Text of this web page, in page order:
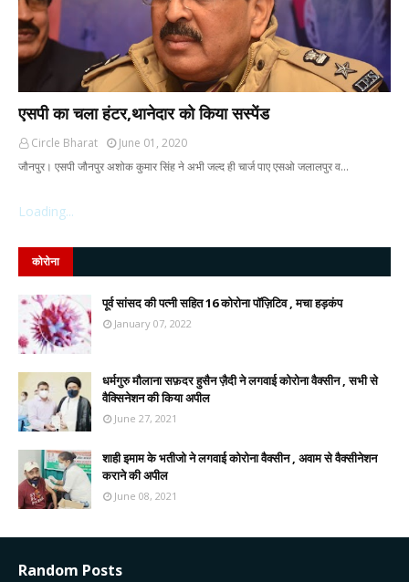
एसपी का चला हंटर,थानेदार को किया सस्पेंड
Circle Bharat
June 01, 2020
जौनपुर। एसपी जौनपुर अशोक कुमार सिंह ने अभी जल्द ही चार्ज पाए एसओ जलालपुर व…
Loading...
कोरोना
पूर्व सांसद की पत्नी सहित 16 कोरोना पॉज़िटिव , मचा हड़कंप
January 07, 2022
धर्मगुरु मौलाना सफ़दर हुसैन ज़ैदी ने लगवाई कोरोना वैक्सीन , सभी से
वैक्सिनेशन की किया अपील
June 27, 2021
शाही इमाम के भतीजो ने लगवाई कोरोना वैक्सीन , अवाम से वैक्सीनेशन
कराने की अपील
June 08, 2021
Random Posts